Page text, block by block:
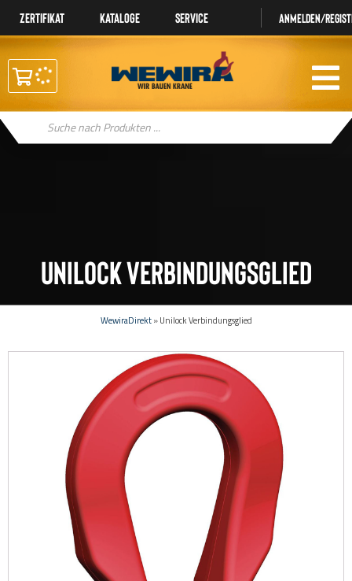
Zertifikat Kataloge Service Anmelden/
Products
search
Unilock Verbindungsglied
WewiraDirekt»Unilock Verbindungsglied